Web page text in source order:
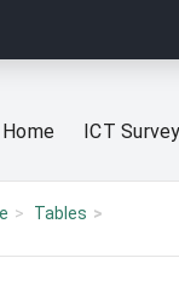
Home ICT
Tables